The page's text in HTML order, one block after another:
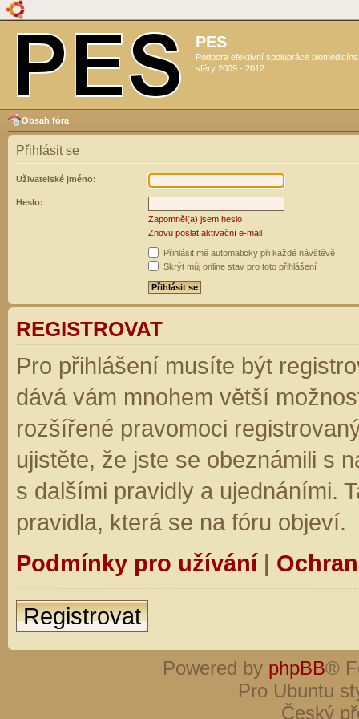
PES
Podpora efektivní spolupráce
sféry 2009 - 2012
Obsah fóra
Přihlásit se
Uživatelské jméno:
Heslo:
Zapomněl(a) jsem heslo
Znovu poslat aktivační e-mail
Přihlásit mě automaticky při každé návštěvě
Skrýt můj online stav pro toto přihlášení
REGISTROVAT
Pro přihlášení musíte být
dává vám mnohem větší
rozšířené pravomoci
ujistěte, že jste se obeznámili s
s dalšími pravidly a ujednáními.
pravidla, která se na fóru objeví.
Podmínky pro užívání|
Registrovat
Powered by phpBB®
Pro Ubuntu
Český